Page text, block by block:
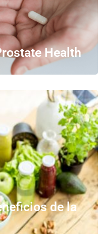
Health
de la